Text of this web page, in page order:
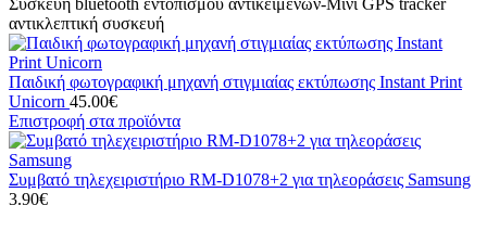
Συσκευή bluetooth εντοπισμού αντικειμένων-Μίνι GPS tracker
αντικλεπτική συσκευή
Παιδική φωτογραφική μηχανή στιγμιαίας εκτύπωσης Instant Print
Unicorn 45.00€
Επιστροφή στα προϊόντα
Συμβατό τηλεχειριστήριο RM-D1078+2 για τηλεοράσεις Samsung
3.90€